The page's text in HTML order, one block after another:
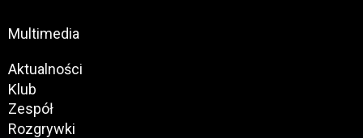
Multimedia
Aktualności
Klub
Zespół
Rozgrywki